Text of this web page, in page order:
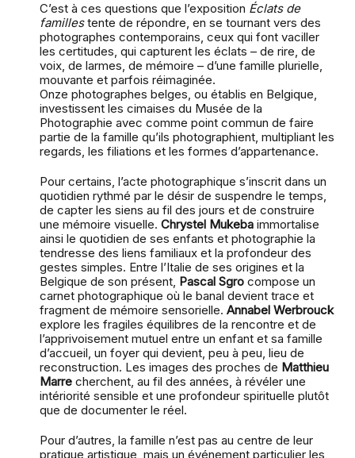
C’est à ces questions que l’exposition Éclats de
famillestente de répondre, en se tournant vers des
photographes contemporains, ceux qui font vaciller
les certitudes, qui capturent les éclats – de rire, de
voix, de larmes, de mémoire – d’une famille plurielle,
mouvante et parfois réimaginée.
Onze photographes belges, ou établis en Belgique,
investissent les cimaises du Musée de la
Photographie avec comme point commun de faire
partie de la famille qu’ils photographient, multipliant les
regards, les filiations et les formes d’appartenance.
Pour certains, l’acte photographique s’inscrit dans un
quotidien rythmé par le désir de suspendre le temps,
de capter les siens au fil des jours et de construire
une mémoire visuelle. Chrystel Mukeba immortalise
ainsi le quotidien de ses enfants et photographie la
tendresse des liens familiaux et la profondeur des
gestes simples. Entre l’Italie de ses origines et la
Belgique de son présent, Pascal Sgro compose un
carnet photographique où le banal devient trace et
fragment de mémoire sensorielle. Annabel Werbrouck
explore les fragiles équilibres de la rencontre et de
l’apprivoisement mutuel entre un enfant et sa famille
d’accueil, un foyer qui devient, peu à peu, lieu de
reconstruction. Les images des proches de Matthieu
Marre cherchent, au fil des années, à révéler une
intériorité sensible et une profondeur spirituelle plutôt
que de documenter le réel.
Pour d’autres, la famille n’est pas au centre de leur
pratique artistique, mais un événement particulier les